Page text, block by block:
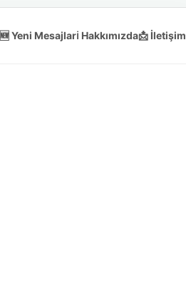
🆕 Yeni Mesajlarℹ️ Hakkımızda📩 İletişim